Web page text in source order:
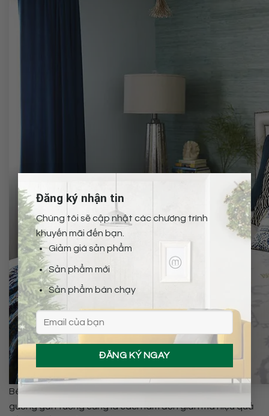
Đăng ký nhận tin
Chúng tôi sẽ cập nhật các chương trình
khuyến mãi đến bạn.
Giảm giá sản phẩm
Sản phẩm mới
Sản phẩm bán chạy
×
Bên cạnh đó, treo phụ kiện trang trí, tranh treo tường,
gương gắn tường cũng là cách làm đơn giản mà hiệu quả